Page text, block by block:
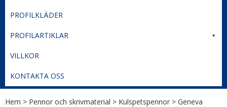
PROFILKLÄDER
PROFILARTIKLAR
VILLKOR
KONTAKTA OSS
Hem > Pennor och skrivmaterial > Kulspetspennor > Geneva